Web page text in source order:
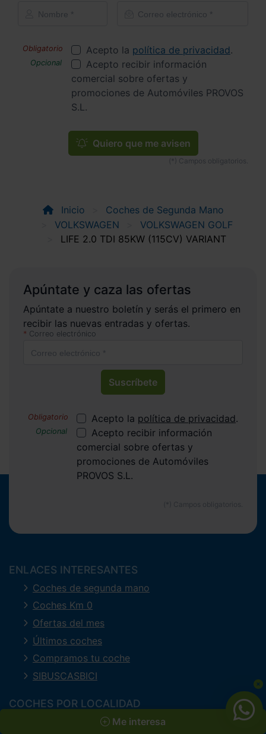
Acepto la política de privacidad.
Acepto recibir información
comercial sobre ofertas y
promociones de Automóviles PROVOS
S.L.
Quiero que me avisen
Me interesa
Inicio
Coches de Segunda Mano
VOLKSWAGEN
VOLKSWAGEN GOLF
LIFE 2.0 TDI 85KW (115CV) VARIANT
Apúntate y caza las ofertas
Apúntate a nuestro boletín y serás el primero en
recibir las nuevas entradas y ofertas.
Correo electrónico
Suscríbete
Acepto la política de privacidad.
Acepto recibir información
comercial sobre ofertas y
promociones de Automóviles
PROVOS S.L.
ENLACES INTERESANTES
Coches de segunda mano
Coches Km 0
Ofertas del mes
Últimos coches
Compramos tu coche
SIBUSCASBICI
COCHES POR LOCALIDAD